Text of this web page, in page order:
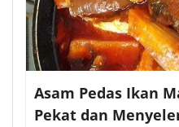
Asam Pedas Ikan
Pekat dan